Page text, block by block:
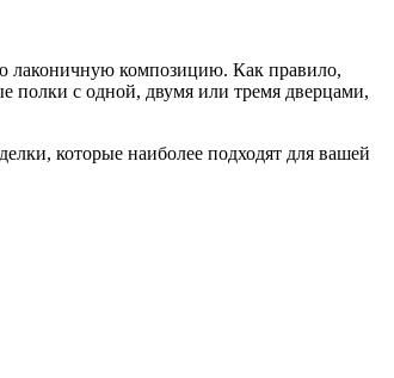
лаконичную композицию. Как правило,
полки с одной, двумя или тремя дверцами,
которые наиболее подходят для вашей